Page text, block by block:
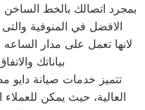
الافضل في المنوفية
لانها تعمل على مدار
بياناتك
تتميز خدمات صيانة دايو
العالية، حيث يمكن